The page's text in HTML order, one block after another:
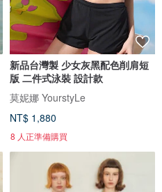
新品台灣製 少女灰黑配色削肩短
版 二件式泳裝 設計款
莫妮娜 YourstyLe
NT$ 1,880
8 人正準備購買